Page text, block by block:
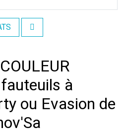
à
ou Evasion de